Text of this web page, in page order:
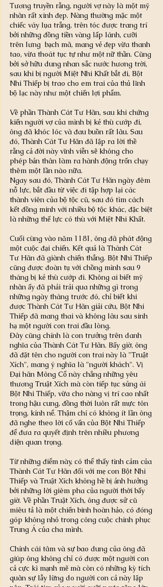
Tương truyền rằng, người vợ này là một mỹ
nhân rất xinh đẹp. Nàng thường mặc một
chiếc váy lụa trắng, trên tóc được trang trí
bởi những đồng tiền vàng lấp lánh, cưỡi
trên lưng  bạch mã, mang vẻ đẹp vừa thanh
tao, vừa thoát tục tự như một nữ thần. Cũng
bởi sở hữu dung nhan sắc nước hương trời,
sau khi bị người Miệt Nhi Khất bắt đi, Bột
Nhi Thiếp bị trao cho em trai của thủ lĩnh
bộ lạc này như một chiến lợi phẩm.
Về phần Thành Cát Tư Hãn, sau khi chứng
kiến người vợ của mình bị kẻ thù cướp đi,
ông đã khóc lóc và đau buồn rất lâu. Sau
đó, Thành Cát Tư Hãn đã lập ra lời thề
rằng cả đời này vĩnh viễn sẽ không cho
phép bản thân làm ra hành động trốn chạy
thêm một lần nào nữa.
Ngay sau đó, Thành Cát Tư Hãn ngày đêm
nỗ lực, bắt đầu từ việc đi tập hợp lại các
thành viên của bộ tộc cũ, sau đó tìm cách
kết đồng minh với nhiều bộ tộc khác, đặc biệt
là những thế lực có thù với Miệt Nhi Khất.
Cuối cùng vào năm 1181, ông đã phát động
một cuộc đại chiến. Kết quả là Thành Cát
Tư Hãn đã giành chiến thắng. Bột Nhi Thiếp
cũng được đoàn tụ với chồng mình sau 9
tháng bị kẻ thù cướp đi. Không ai biết mỹ
nhân ấy đã phải trải qua những gì trong
những ngày tháng trước đó, chỉ biết khi
được Thành Cát Tư Hãn giải cứu, Bột Nhi
Thiếp đã mang thai và không lâu sau sinh
hạ một người con trai đầu lòng.
Đây cũng chính là con trưởng trên danh
nghĩa của Thành Cát Tư Hãn. Bấy giờ, ông
đã đặt tên cho người con trai này là "Truật
Xích", mang ý nghĩa là "người khách". Vị
Đại hãn Mông Cổ này chẳng những yêu
thương Truật Xích mà còn tiếp tục sủng ái
Bột Nhi Thiếp, vừa cho nàng vị trí cao nhất
trong hậu cung, đồng thời luôn rất mực tôn
trọng, kính nể. Thậm chí có không ít lần ông
đã nghe theo lời cố vấn của Bột Nhi Thiếp
để đưa ra quyết định trên nhiều phương
diện quan trọng.
Từ những điểm này, có thể thấy tình cảm của
Thành Cát Tư Hãn đối với mẹ con Bột Nhi
Thiếp và Truật Xích không hề bị ảnh hưởng
bởi những lời gièm pha của người thời bấy
giờ. Về phần Truật Xích, ông được sử cũ
miêu tả là một chiến binh hoàn hảo, có đóng
góp không nhỏ trong công cuộc chinh phục
Trung Á của cha mình.
Chính cái tâm và sự bao dung của ông đã
giúp ông không chỉ có được một người con
cả cực kì mạnh mẽ mà còn có những kỳ tích
quân sự lẫy lừng do người con cả này lập